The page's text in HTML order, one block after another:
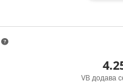
VB додава